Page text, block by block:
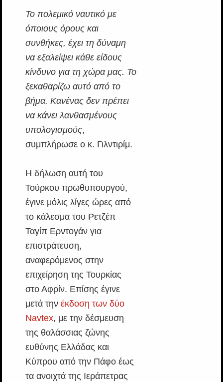
Το πολεμικό ναυτικό με
όποιους όρους και
συνθήκες, έχει τη δύναμη
να εξαλείψει κάθε είδους
κίνδυνο για τη χώρα μας. Το
ξεκαθαρίζω αυτό από το
βήμα. Κανένας δεν πρέπει
να κάνει λανθασμένους
υπολογισμούς,
συμπλήρωσε ο κ. Γιλντιρίμ.
Η δήλωση αυτή του
Τούρκου πρωθυπουργού,
έγινε μόλις λίγες ώρες από
το κάλεσμα του Ρετζέπ
Ταγίπ Ερντογάν για
επιστράτευση,
αναφερόμενος στην
επιχείρηση της Τουρκίας
στο Αφρίν. Επίσης έγινε
μετά την έκδοση των δύο
Navtex, με την δέσμευση
της θαλάσσιας ζώνης
ευθύνης Ελλάδας και
Κύπρου από την Πάφο έως
τα ανοιχτά της Ιεράπετρας